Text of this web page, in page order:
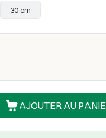
30 cm
AJOUTER AU